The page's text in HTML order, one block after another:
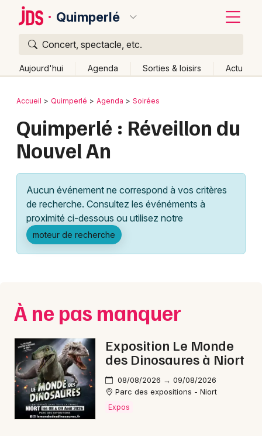
Quimperlé
Concert, spectacle, etc.
Aujourd'hui Agenda Sorties & loisirs Actu
Publier un événement
Grands événements
Activité & Expérience
Manifestations
Foires & salons
Concerts
Sports
Soirées
Sorties famille
Bordeaux
Colmar
Lille
Lyon
Marseille
Mulhouse
Nice
Paris
Strasbourg
Toulouse
Toutes les villes
Retour
Accueil Quimperlé Agenda Soirées
Quimperlé : Réveillon du
Nouvel An
Aucun événement ne correspond à vos critères
de recherche. Consultez les événéments à
proximité ci-dessous ou utilisez notre
moteur de recherche
À ne pas manquer
Exposition Le Monde
des Dinosaures à Niort
08/08/2026 → 09/08/2026
Parc des expositions - Niort
Expos
Quoi ?
Où ?
Partout
Près de moi Changer de lieu
Quand ?
Aujourd'hui
Demain Ce week-end Autre